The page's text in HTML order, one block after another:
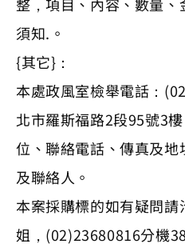
須知.。
{其它}：
本處政風室檢舉電話：
北市羅斯福路2段95號3
位、聯絡電話、傳真及
及聯絡人。
本案採購標的如有疑問
姐，(02)23680816分機